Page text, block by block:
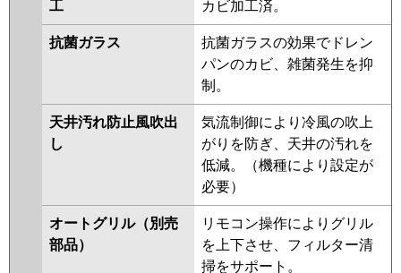
パナソニック PA-P80T7KNBX PA-P80T7HNBX
PA-P80T7KB
PA-P80T7KNB PA-
P80T7HB PA-P80T7HNB PA-
P80T7KN
P80T7H PA-P80T7HN PA-
P80V6KNB PA-P80T6KB PA-
P80T6KNB PA-P80V6CNB PA-
P80T6CB PA-P80T6CNB
PA-
P80V6HNB
PA-P80T6HB
P80T6HNB PA-P80V6KN
PA-
P80T6KA PA-P80T6KN1 PA-
P80V6HN PA-P80T6HN1
工
カビ加工済。
抗菌ガラス
抗菌ガラスの効果でドレン
パンのカビ、雑菌発生を抑
制。
天井汚れ防止風吹出
し
気流制御により冷風の吹上
がりを防ぎ、天井の汚れを
低減。（機種により設定が
必要）
オートグリル（別売
部品）
リモコン操作によりグリル
を上下させ、フィルター清
掃をサポート。